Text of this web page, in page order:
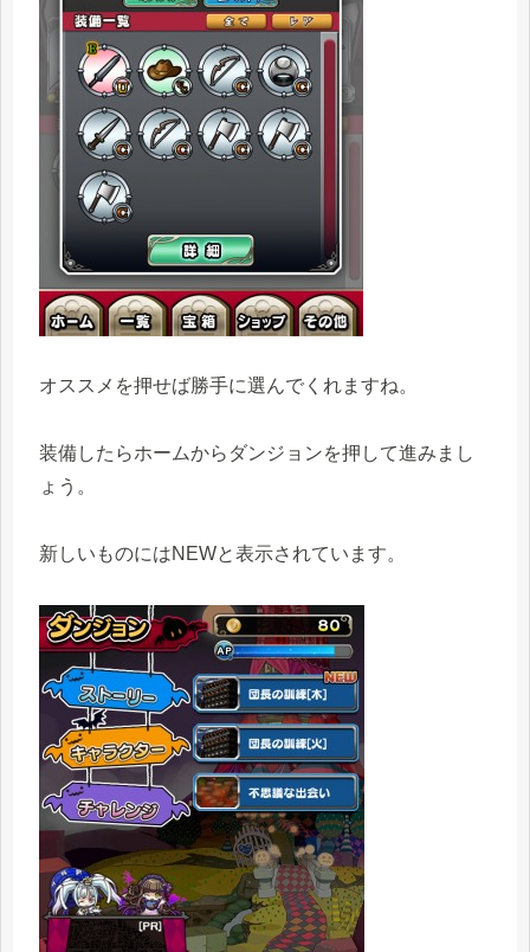
オススメを押せば勝手に選んでくれますね。
装備したらホームからダンジョンを押して進みまし
ょう。
新しいものにはNEWと表示されています。